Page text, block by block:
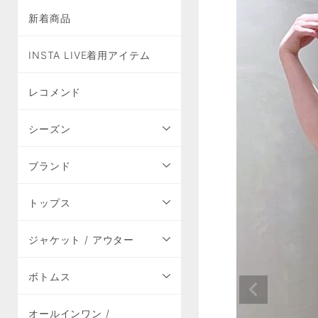
新着商品
INSTA LIVE着用アイテム
レコメンド
シーズン
ブランド
トップス
ジャケット / アウター
ボトムス
オールインワン /